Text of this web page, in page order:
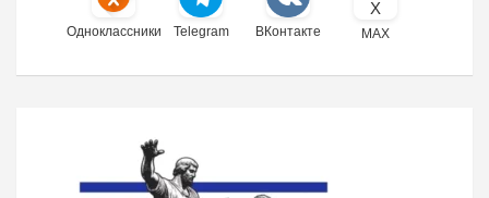
Одноклассники Telegram ВКонтакте MAX